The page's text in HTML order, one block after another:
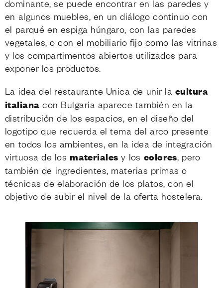
dominante, se puede encontrar en las paredes y
en algunos muebles, en un diálogo continuo con
el parqué en espiga húngaro, con las paredes
vegetales, o con el mobiliario fijo como las vitrinas
y los compartimentos abiertos utilizados para
exponer los productos.
La idea del restaurante Unica de unir la cultura
italiana con Bulgaria aparece también en la
distribución de los espacios, en el diseño del
logotipo que recuerda el tema del arco presente
en todos los ambientes, en la idea de integración
virtuosa de losmateriales y los colores, pero
también de ingredientes, materias primas o
técnicas de elaboración de los platos, con el
objetivo de subir el nivel de la oferta hostelera.